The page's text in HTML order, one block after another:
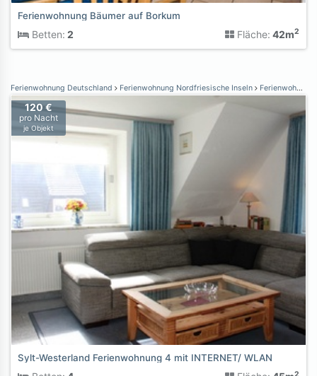
Ferienwohnung Bäumer auf Borkum
Betten: 2 Fläche: 42m2
Ferienwohnung Deutschland Ferienwohnung Nordfriesische Inseln Ferienwohnung Sylt
120 €
pro Nacht
je Objekt
Sylt-Westerland Ferienwohnung 4 mit INTERNET/ WLAN